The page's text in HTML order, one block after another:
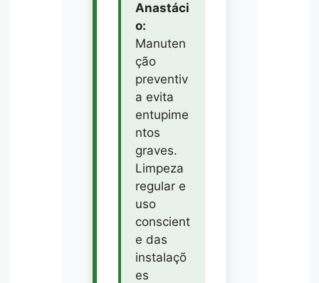
Anastáci
o:
Manuten
ção
preventiv
a evita
entupime
ntos
graves.
Limpeza
regular e
uso
conscient
e das
instalaçõ
es